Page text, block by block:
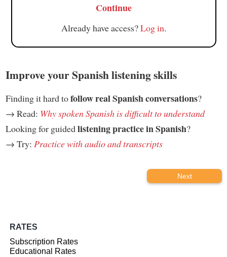
Continue
Already have access?Log in.
Improve your Spanish listening skills
Finding it hard tofollow real Spanish conversations?
→ Read: Why spoken Spanish is difficult to understand
Looking for guidedlistening practice in Spanish?
→ Try: Practice with audio and transcripts
Next
RATES
Subscription Rates
Educational Rates